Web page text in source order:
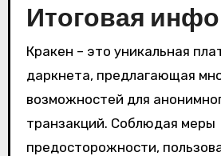
Итоговая
Кракен – это уникальная
даркнета, предлагающая
возможностей для
транзакций. Соблюдая меры
предосторожности,